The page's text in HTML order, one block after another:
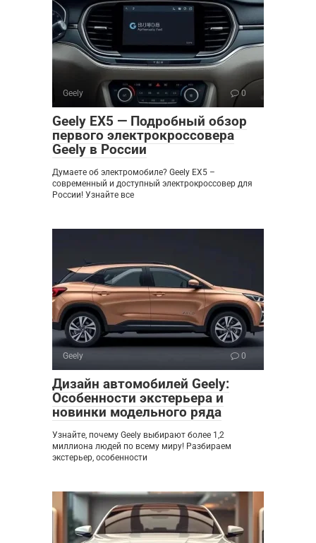
Geely 0
Geely EX5 — Подробный обзор
первого электрокроссовера
Geely в России
Думаете об электромобиле? Geely EX5 –
современный и доступный электрокроссовер для
России! Узнайте все
Geely 0
Дизайн автомобилей Geely:
Особенности экстерьера и
новинки модельного ряда
Узнайте, почему Geely выбирают более 1,2
миллиона людей по всему миру! Разбираем
экстерьер, особенности